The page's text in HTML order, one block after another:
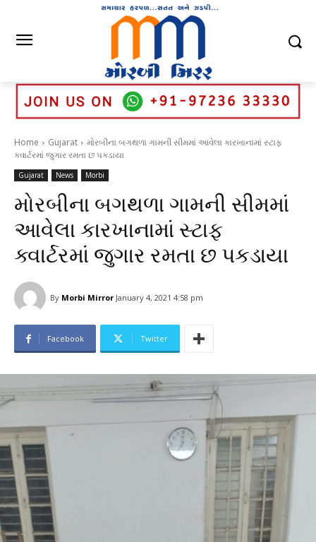
Home Gujarat
મોરબીના બગથળા ગામની સીમમાં આવેલા કારખાનામાં સ્ટાફ
ક્વાર્ટરમાં જુગાર રમતા છ પકડાયા
Gujarat News Morbi
મોરબીના બગથળા ગામની સીમમાં
આવેલા કારખાનામાં સ્ટાફ
ક્વાર્ટરમાં જુગાર રમતા છ પકડાયા
By Morbi Mirror January 4, 2021 4:58 pm
Facebook Twitter